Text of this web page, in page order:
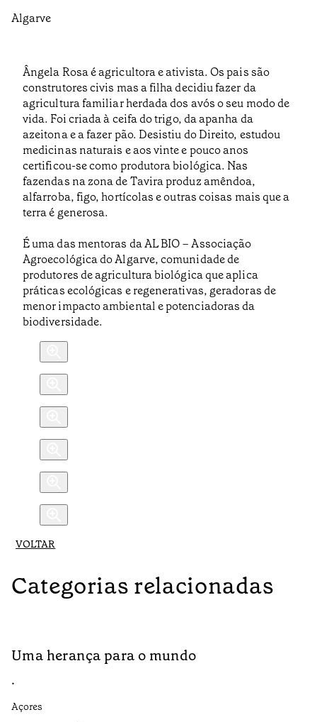
Algarve
Ângela Rosa é agricultora e ativista. Os pais são
construtores civis mas a filha decidiu fazer da
agricultura familiar herdada dos avós o seu modo de
vida. Foi criada à ceifa do trigo, da apanha da
azeitona e a fazer pão. Desistiu do Direito, estudou
medicinas naturais e aos vinte e pouco anos
certificou-se como produtora biológica. Nas
fazendas na zona de Tavira produz amêndoa,
alfarroba, figo, hortícolas e outras coisas mais que a
terra é generosa.
É uma das mentoras da AL BIO – Associação
Agroecológica do Algarve, comunidade de
produtores de agricultura biológica que aplica
práticas ecológicas e regenerativas, geradoras de
menor impacto ambiental e potenciadoras da
biodiversidade.
VOLTAR
Categorias relacionadas
Uma herança para o mundo
•
Açores